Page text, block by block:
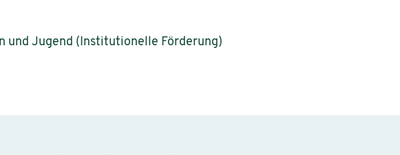
und Jugend (Institutionelle Förderung)